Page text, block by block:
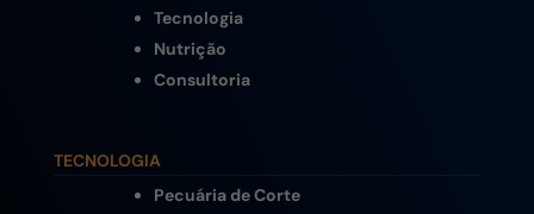
Tecnologia
Nutrição
Consultoria
TECNOLOGIA
Pecuária de Corte